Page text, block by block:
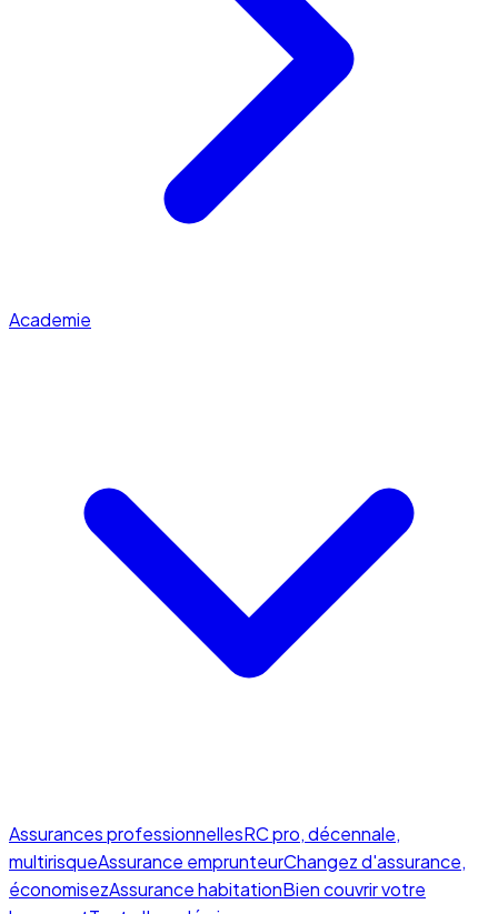
Academie
Assurances professionnellesRC pro, décennale,
multirisqueAssurance emprunteurChangez d'assurance,
économisezAssurance habitationBien couvrir votre